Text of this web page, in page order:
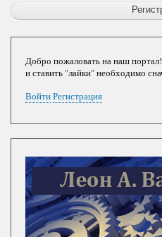
Добро пожаловать на наш
и ставить "лайки" необходимо
ВойтиРегистрация